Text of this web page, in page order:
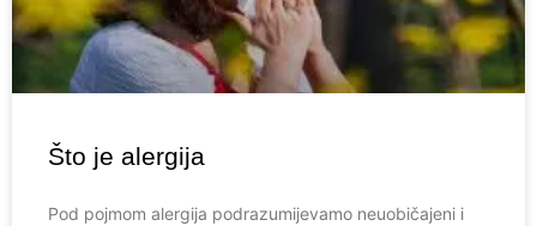
Što je alergija
Pod pojmom alergija podrazumijevamo neuobičajeni i